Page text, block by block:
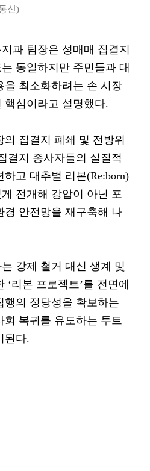
신)
과 팀장은 성매매 집결지
동일하지만 주민들과 대
을 최소화하려는 손 시장
핵심이라고 설명했다.
집결지 폐쇄 및 전방위
결지 종사자들의 실질적
고 대추벌 리본(Re:born)
전개해 강압이 아닌 포
경 안전망을 재구축해 나
강제 철거 대신 생계 및
리본 프로젝트’를 전면에
행의 정당성을 확보하는
회 복귀를 유도하는 투트
된다.